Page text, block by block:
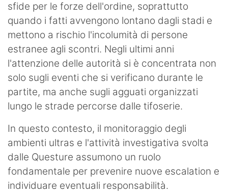
sfide per le forze dell'ordine, soprattutto
quando i fatti avvengono lontano dagli stadi e
mettono a rischio l'incolumità di persone
estranee agli scontri. Negli ultimi anni
l'attenzione delle autorità si è concentrata non
solo sugli eventi che si verificano durante le
partite, ma anche sugli agguati organizzati
lungo le strade percorse dalle tifoserie.
In questo contesto, il monitoraggio degli
ambienti ultras e l'attività investigativa svolta
dalle Questure assumono un ruolo
fondamentale per prevenire nuove escalation e
individuare eventuali responsabilità.